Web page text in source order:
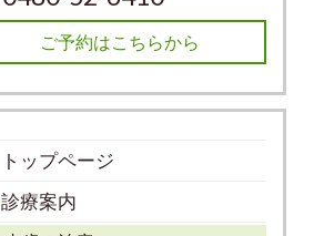
ご予約はこちらから
トップページ
診療案内